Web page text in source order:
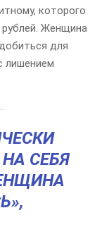
которого
рублей. Женщина
для
лишением
СЕБЯ